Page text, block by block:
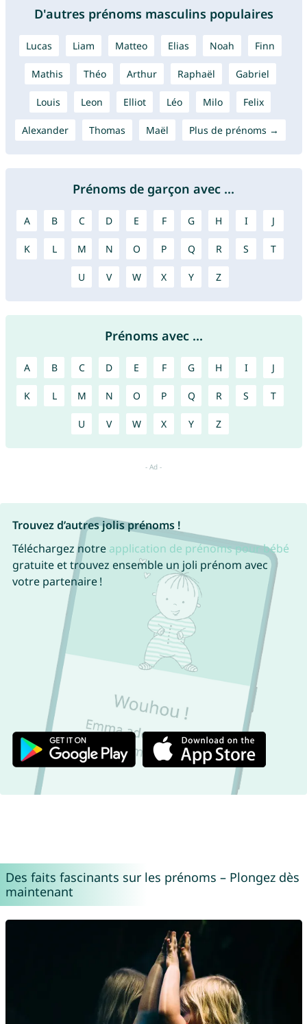
D'autres prénoms masculins populaires
Lucas Liam Matteo Elias Noah Finn
Mathis Théo Arthur Raphaël Gabriel
Louis Leon Elliot Léo Milo Felix
Alexander Thomas Maël Plus de prénoms →
Prénoms de garçon avec ...
A B C D E F G H I J
K L M N O P Q R S T
U V W X Y Z
Prénoms avec ...
A B C D E F G H I J
K L M N O P Q R S T
U V W X Y Z
Trouvez d’autres jolis prénoms !
Téléchargez notre application de prénoms pour bébé
gratuite et trouvez ensemble un joli prénom avec
votre partenaire !
Des faits fascinants sur les prénoms – Plongez dès
maintenant